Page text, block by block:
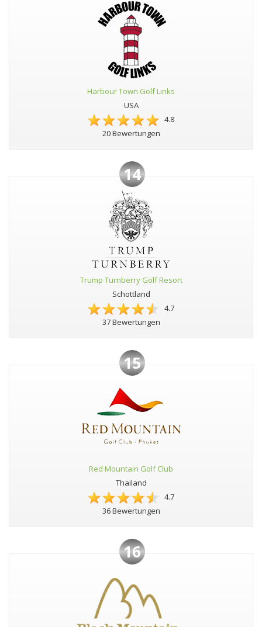
Harbour Town Golf Links
USA
4.8
20 Bewertungen
14
Trump Turnberry Golf Resort
Schottland
4.7
37 Bewertungen
15
Red Mountain Golf Club
Thailand
4.7
36 Bewertungen
16